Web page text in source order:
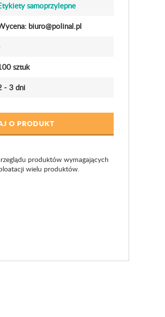
samoprzylepne
biuro@polinal.pl
sztuk
- 3 dni
O PRODUKT
produktów wymagających
wielu produktów.